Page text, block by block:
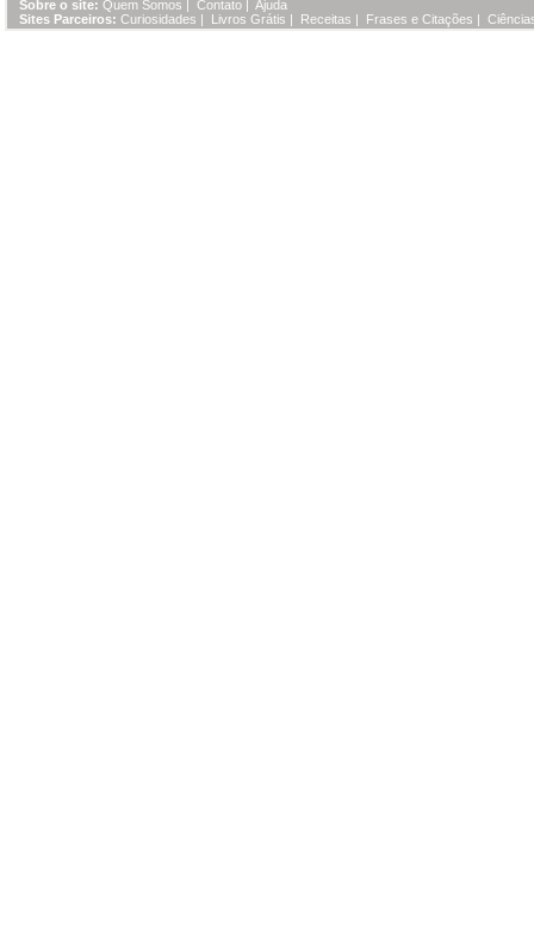
Sobre o site: Quem Somos | Contato | Ajuda
Sites Parceiros: Curiosidades | Livros Grátis | Receitas | Frases e Citações |